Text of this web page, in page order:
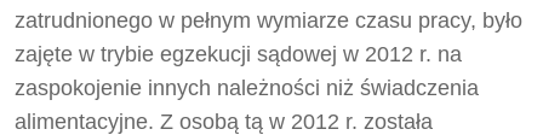
zatrudnionego w pełnym wymiarze czasu pracy, było
zajęte w trybie egzekucji sądowej w 2012 r. na
zaspokojenie innych należności niż świadczenia
alimentacyjne. Z osobą tą w 2012 r. została